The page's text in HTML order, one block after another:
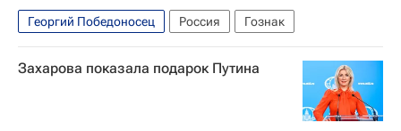
Вооруженные силы РФ
Георгий Победоносец Россия Гознак
Захарова показала подарок Путина